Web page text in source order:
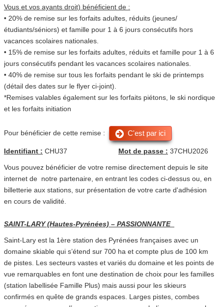
Vous et vos ayants droit) bénéficient de :
• 20% de remise sur les forfaits adultes, réduits (jeunes/
étudiants/séniors) et famille pour 1 à 6 jours consécutifs hors
vacances scolaires nationales.
• 15% de remise sur les forfaits adultes, réduits et famille pour 1 à 6
jours consécutifs pendant les vacances scolaires nationales.
• 40% de remise sur tous les forfaits pendant le ski de printemps
(détail des dates sur le flyer ci-joint).
*Remises valables également sur les forfaits piétons, le ski nordique
et les forfaits initiation
Pour bénéficier de cette remise : C'est par ici
Identifiant : CHU37 Mot de passe : 37CHU2026
Vous pouvez bénéficier de votre remise directement depuis le site
internet de notre partenaire, en entrant les codes ci-dessus ou, en
billetterie aux stations, sur présentation de votre carte d'adhésion
en cours de validité.
SAINT-LARY (Hautes-Pyrénées) – PASSIONNANTE
Saint-Lary est la 1ère station des Pyrénées françaises avec un
domaine skiable qui s’étend sur 700 ha et compte plus de 100 km
de pistes. Les secteurs vastes et variés du domaine et les points de
vue remarquables en font une destination de choix pour les familles
(station labellisée Famille Plus) mais aussi pour les skieurs
confirmés en quête de grands espaces. Larges pistes, combes